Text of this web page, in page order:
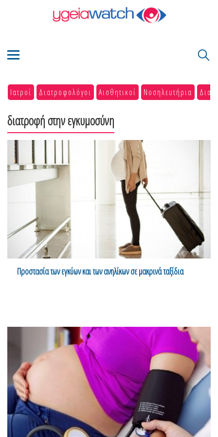
Ιατροί Διατροφολόγοι Αισθητικοί Νοσηλευτήρια
διατροφή στην εγκυμοσύνη
Προστασία των εγκύων και των ανηλίκων σε μακρινά ταξίδια